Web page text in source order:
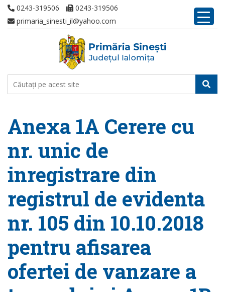
0243-319506
0243-319506
primaria_sinesti_il@yahoo.com
Anexa 1A Cerere cu
nr. unic de
inregistrare din
registrul de evidenta
nr. 105 din 10.10.2018
pentru afisarea
ofertei de vanzare a